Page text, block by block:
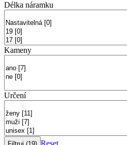
Délka náramku
Kameny
Určení